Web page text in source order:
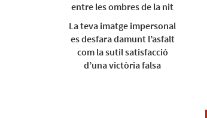
entre les ombres de la nit
La teva imatge impersonal
es desfara damunt l’asfalt
com la sutil satisfacció
d’una victòria falsa